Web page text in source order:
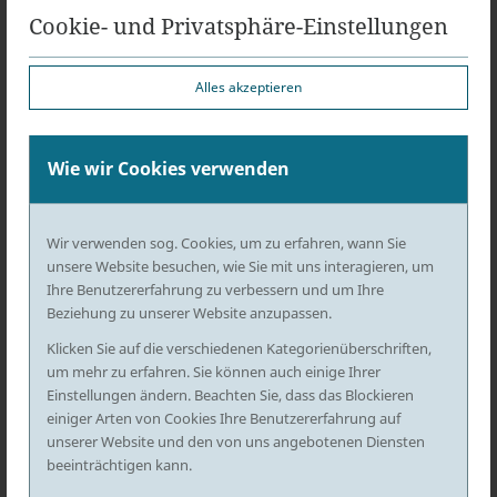
Cookie- und Privatsphäre-Einstellungen
Wie wir Cookies verwenden
Alles akzeptieren
Wir verwenden sog. Cookies, um zu erfahren, wann Sie
unsere Website besuchen, wie Sie mit uns interagieren, um
Ihre Benutzererfahrung zu verbessern und um Ihre
Beziehung zu unserer Website anzupassen.
Klicken Sie auf die verschiedenen Kategorienüberschriften,
um mehr zu erfahren. Sie können auch einige Ihrer
Einstellungen ändern. Beachten Sie, dass das Blockieren
einiger Arten von Cookies Ihre Benutzererfahrung auf
unserer Website und den von uns angebotenen Diensten
beeinträchtigen kann.
Rahmen des gemeinschaftlichen Umtrunks allen
Beteiligten zugute kommen.
Eine Eigentumsaufgabe gemäß § 959 BGB durch
das Wegwerfen des Korkens sei nicht ersichtlich.
Das Landgericht begründete dies damit, dass ein
Bruchteilsgemeinschaft erklären könne. Vielmehr
bedürfe es eines Beschlusses aller Teilhaber,
welcher aber im konkreten Einzelfall gerade nicht
vorgelegen habe. Zumal sich der in Rede
stehende Kronkorken auch noch für alle
Beteiligten in greifbarer Nähe befand. Die
gleichermaßen erforderliche Besitzaufgabe
würde nicht vorliegen.